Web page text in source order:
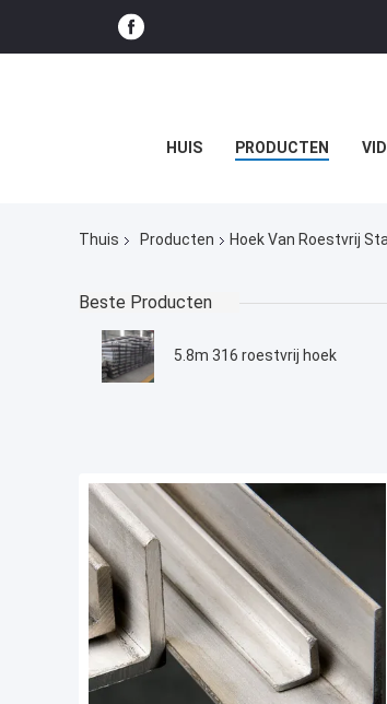
HUIS PRODUCTEN
Thuis Producten Hoek Van Roestvrij
Beste Producten
5.8m 316 roestvrij hoek